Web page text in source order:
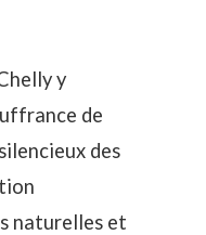
y
de
des
naturelles et